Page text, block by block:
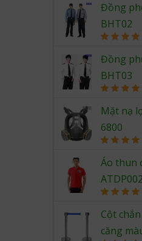
Đồng
BHT02
out of 5
Đồng
BHT03
out of 5
Mặt nạ
6800
out of 5
Áo thun
ATDP002
out of 5
Cột
căng